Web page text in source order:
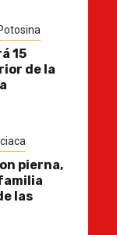
15
de la
pierna,
las